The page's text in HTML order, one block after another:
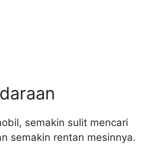
semakin sulit mencari
semakin rentan mesinnya.